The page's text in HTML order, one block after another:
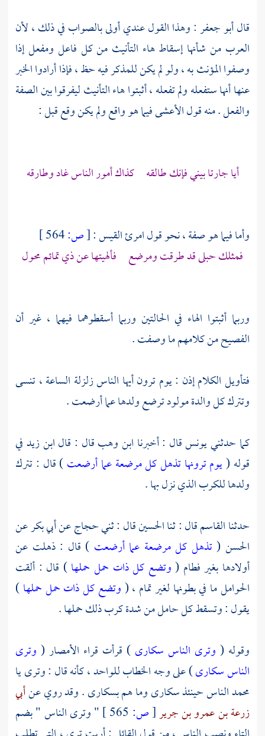
قالأبو جعفر: وهذا القول عندي أولى بالصواب في ذلك ، لأن
العرب من شأنها إسقاط هاء التأنيث من كل فاعل ومفعل إذا
وصفوا المؤنث به ، ولو لم يكن للمذكر فيه حظ ، فإذا أرادوا الخبر
عنها أنها ستفعله ولم تفعله ، أثبتوا هاء التأنيث ليفرقوا بين الصفة
والفعل . منه قول الأعشى فيما هو واقع ولم يكن وقع قبل :
أيا جارتا بيني فإنك طالقه كذاك أمور الناس غاد وطارقه
وأما فيما هو صفة ، نحو قولامرئ القيس:
[ص:
فمثلك حبلى قد طرقت ومرضع فألهيتها عن ذي تمائم محول
وربما أثبتوا الهاء في الحالتين وربما أسقطوهما فيهما ، غير أن
الفصيح من كلامهم ما وصفت .
فتأويل الكلام إذن : يوم ترون أيها الناس زلزلة الساعة ، تنسى
وتترك كل والدة مولود ترضع ولدها عما أرضعت .
كما حدثنييونسقال : أخبرنا ابن وهبقال : قالابن زيدفي
قوله (يوم ترونها تذهل كل مرضعة عما أرضعت) قال : تترك
ولدها للكرب الذي نزل بها .
حدثناالقاسمقال : ثناالحسينقال : ثنيحجاجعنأبي بكرعن
الحسن (تذهل كل مرضعة عما أرضعت ) قال : ذهلت عن
أولادها بغير فطام (وتضع كل ذات حمل حملها) قال : ألقت
الحوامل ما في بطونها لغير تمام ، (وتضع كل ذات حمل حملها)
يقول : وتسقط كل حامل من شدة كرب ذلك حملها .
وقوله ( وترى الناس سكارى ) قرأت قراء الأمصار ( وترى
الناس سكارى) على وجه الخطاب للواحد ، كأنه قال : وترى يا
محمدالناس حينئذ سكارى وما هم بسكارى . وقد روي عنأبي
زرعة بن عمرو بن جرير[ص:
" وترى الناس " بضم